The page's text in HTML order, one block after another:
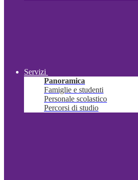
Servizi
Panoramica
Famiglie e studenti
Personale scolastico
Percorsi di studio